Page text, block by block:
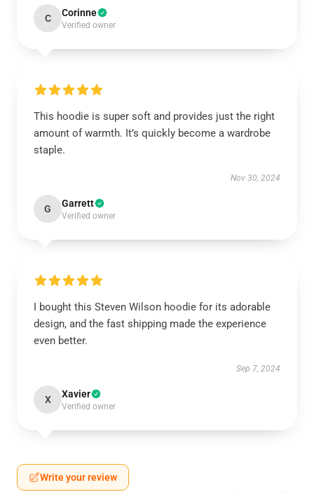
C Corinne
Verified owner
This hoodie is super soft and provides just the right
amount of warmth. It’s quickly become a wardrobe
staple.
Nov 30, 2024
G Garrett
Verified owner
I bought this Steven Wilson hoodie for its adorable
design, and the fast shipping made the experience
even better.
Sep 7, 2024
X Xavier
Verified owner
Write your review